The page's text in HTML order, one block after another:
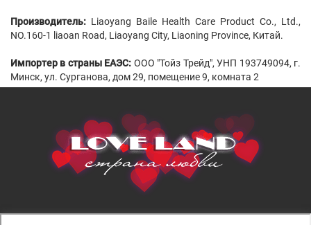
Производитель: Liaoyang Baile Health Care Product Co., Ltd.,
NO.160-1 liaoan Road, Liaoyang City, Liaoning Province, Китай.
Импортер в страны ЕАЭС: ООО "Тойз Трейд", УНП 193749094, г.
Минск, ул. Сурганова, дом 29, помещение 9, комната 2